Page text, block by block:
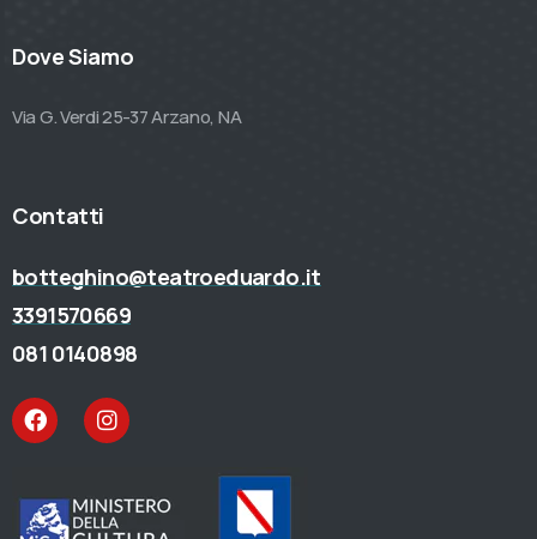
Dove Siamo
Via G. Verdi 25-37 Arzano, NA
Contatti
botteghino@teatroeduardo.it
3391570669
081 0140898